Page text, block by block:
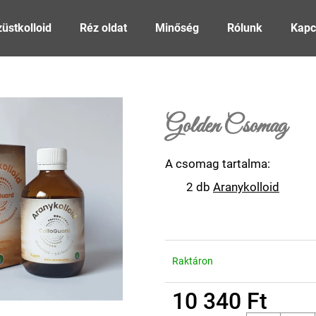
Réz oldat Minőség Rólunk
Golden Csomag
A csomag tartalma:
2 db Aranykolloid
Raktáron
10 340 Ft
KERESÉS